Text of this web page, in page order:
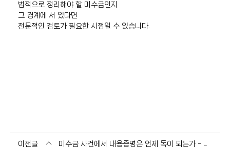
법적으로 정리해야 할 미수금인지
그 경계에 서 있다면
전문적인 검토가 필요한 시점일 수 있습니다.
이전글